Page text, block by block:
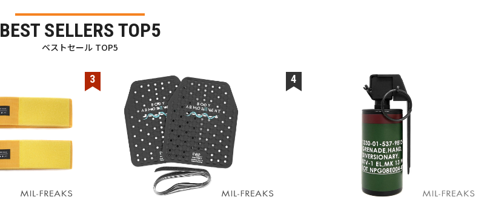
BEST SELLERS TOP5
ベストセール TOP5